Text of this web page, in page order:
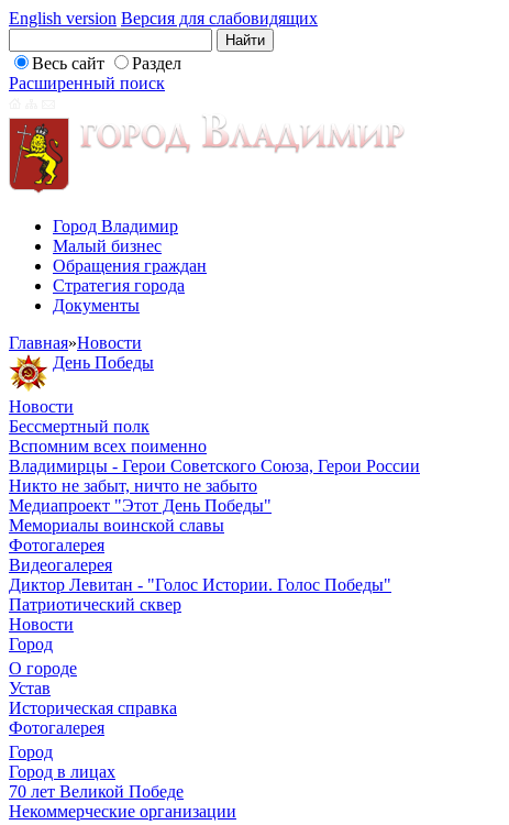
English version Версия для слабовидящих
Весь сайт
Раздел
Расширенный поиск
Город Владимир
Малый бизнес
Обращения граждан
Стратегия города
Документы
Главная»Новости
День Победы
Новости
Бессмертный полк
Вспомним всех поименно
Владимирцы - Герои Советского Союза, Герои России
Никто не забыт, ничто не забыто
Медиапроект "Этот День Победы"
Мемориалы воинской славы
Фотогалерея
Видеогалерея
Диктор Левитан - "Голос Истории. Голос Победы"
Патриотический сквер
Новости
Город
О городе
Устав
Историческая справка
Фотогалерея
Город
Город в лицах
70 лет Великой Победе
Некоммерческие организации